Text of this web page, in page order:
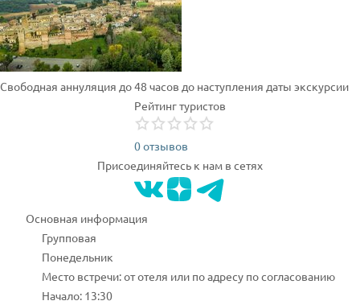
Свободная аннуляция до 48 часов до наступления даты экскурсии
Рейтинг туристов
0 отзывов
Присоединяйтесь к нам в сетях
Основная информация
Групповая
Понедельник
Место встречи: от отеля или по адресу по согласованию
Начало: 13:30